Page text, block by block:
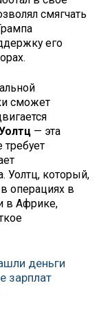
смягчать
его
сможет
— эта
требует
Уолтц, который,
операциях в
в Африке,
деньги
зарплат